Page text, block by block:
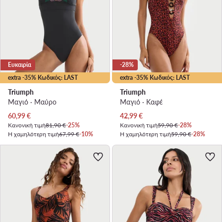
extra -35% Κωδικός: LAST
Ευκαιρία
Triumph
Μαγιό · Μαύρο
Τρέχουσα τιμή
60,99€
Κανονική τιμή81,90 €-25%
Η χαμηλότερη τιμή67,99 €-10%
extra -35% Κωδικός: LAST
-28%
Triumph
Μαγιό · Καφέ
Τρέχουσα τιμή
42,99€
Κανονική τιμή59,90 €-28%
Η χαμηλότερη τιμή59,90 €-28%